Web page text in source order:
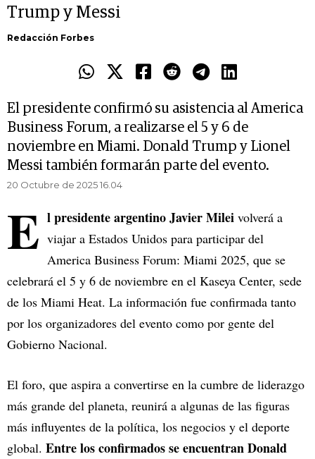
Trump y Messi
Redacción Forbes
El presidente confirmó su asistencia al America
Business Forum, a realizarse el 5 y 6 de
noviembre en Miami. Donald Trump y Lionel
Messi también formarán parte del evento.
20 Octubre de 2025 16.04
E l presidente argentino Javier Milei volverá a
viajar a Estados Unidos para participar del
America Business Forum: Miami 2025, que se
celebrará el 5 y 6 de noviembre en el Kaseya Center, sede
de los Miami Heat. La información fue confirmada tanto
por los organizadores del evento como por gente del
Gobierno Nacional.
El foro, que aspira a convertirse en la cumbre de liderazgo
más grande del planeta, reunirá a algunas de las figuras
más influyentes de la política, los negocios y el deporte
global. Entre los confirmados se encuentran Donald